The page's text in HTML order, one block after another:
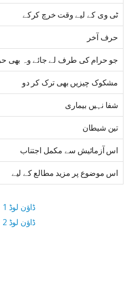
ٹی وی کے لیے وقت خرچ کرکے
حرف آخر
جو حرام کی طرف لے جائے وہ بھی
مشکوک چیزیں بھی ترک کر دو
شفا نہیں بیماری
تین شیطان
اس آزمائیش سے مکمل اجتناب
اس موضوع پر مزید مطالع کے لیے
ڈاؤن لوڈ 1
ڈاؤن لوڈ 2